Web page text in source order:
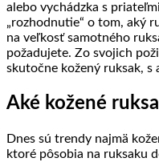
alebo vychádzka s
„rozhodnutie“ o tom, aký
na veľkosť samotného
požadujete. Zo svojich
skutočne kožený ruksak, s
Aké kožené
Dnes sú trendy najmä
ktoré pôsobia na ruksaku